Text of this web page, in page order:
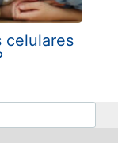
celulares